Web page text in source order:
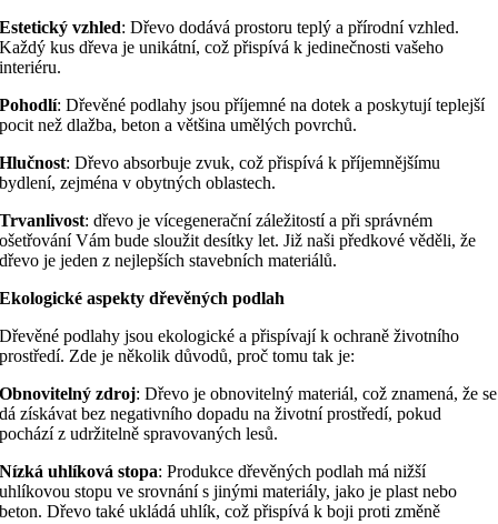
Estetický vzhled: Dřevo dodává prostoru teplý a přírodní vzhled.
Každý kus dřeva je unikátní, což přispívá k jedinečnosti vašeho
interiéru.
Pohodlí: Dřevěné podlahy jsou příjemné na dotek a poskytují teplejší
pocit než dlažba, beton a většina umělých povrchů.
Hlučnost: Dřevo absorbuje zvuk, což přispívá k příjemnějšímu
bydlení, zejména v obytných oblastech.
Trvanlivost: dřevo je vícegenerační záležitostí a při správném
ošetřování Vám bude sloužit desítky let. Již naši předkové věděli, že
dřevo je jeden z nejlepších stavebních materiálů.
Ekologické aspekty dřevěných podlah
Dřevěné podlahy jsou ekologické a přispívají k ochraně životního
prostředí. Zde je několik důvodů, proč tomu tak je:
Obnovitelný zdroj: Dřevo je obnovitelný materiál, což znamená, že se
dá získávat bez negativního dopadu na životní prostředí, pokud
pochází z udržitelně spravovaných lesů.
Nízká uhlíková stopa: Produkce dřevěných podlah má nižší
uhlíkovou stopu ve srovnání s jinými materiály, jako je plast nebo
beton. Dřevo také ukládá uhlík, což přispívá k boji proti změně